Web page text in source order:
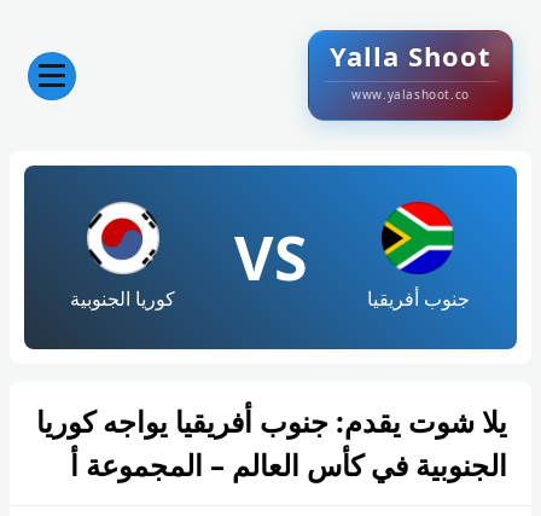
Yalla Shoot
www.yalashoot.co
جنوب أفريقيا
VS
كوريا الجنوبية
يلا شوت يقدم: جنوب أفريقيا يواجه كوريا
الجنوبية في كأس العالم – المجموعة أ